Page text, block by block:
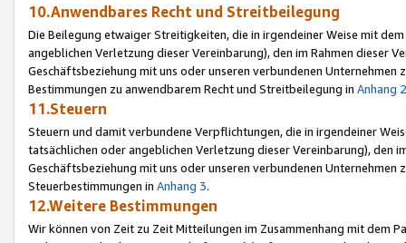
10.Anwendbares Recht und Streitbeilegung
Die Beilegung etwaiger Streitigkeiten, die in irgendeiner Weise mit
angeblichen Verletzung dieser Vereinbarung), den im Rahmen dieser
Geschäftsbeziehung mit uns oder unseren verbundenen
Bestimmungen zu anwendbarem Recht und Streitbeilegung in Anhang 2
11.Steuern
Steuern und damit verbundene Verpflichtungen, die in irgendeiner
tatsächlichen oder angeblichen Verletzung dieser Vereinbarung), den
Geschäftsbeziehung mit uns oder unseren verbundenen
Steuerbestimmungen in Anhang 3.
12.Weitere Bestimmungen
Wir können von Zeit zu Zeit Mitteilungen im Zusammenhang mit dem